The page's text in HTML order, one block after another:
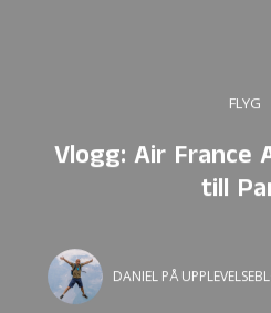
FLYG
Vlogg: Air France
till
DANIEL PÅ